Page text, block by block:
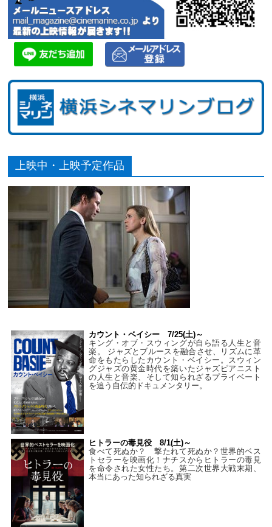
上映中・上映予定作品
カウント・ベイシー 7/25(土)～
キング・オブ・スウィングが自ら語る人生と音
楽。 ジャズとブルースを融合させ、リズムに革
命をもたらしたカウント・ベイシー。スウィン
グジャズの黄金時代を築いたジャズピアニスト
の人生と音楽、そして知られざるプライベート
を追う自伝的ドキュメンタリー。
ヒトラーの毒見役 8/1(土)～
食べて死ぬか？ 撃たれて死ぬか？世界的ベス
トセラーを映画化！ナチスからヒトラーの毒見
を命令された女性たち。第二次世界大戦末期、
本当にあった知られざる真実